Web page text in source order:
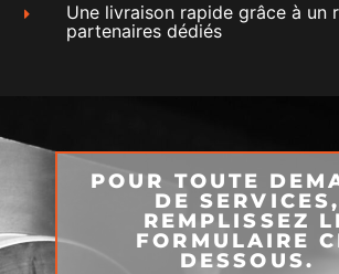
Une livraison rapide grâce à un
partenaires dédiés
POUR TOUTE
DE SERVICES,
REMPLISSEZ
FORMULAIRE
DESSOUS.